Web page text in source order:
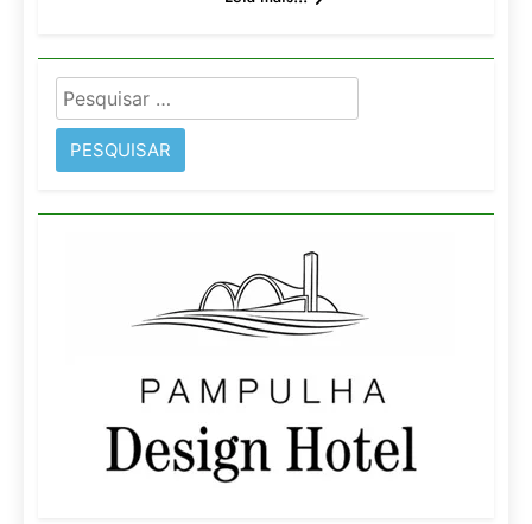
Pesquisar
por: